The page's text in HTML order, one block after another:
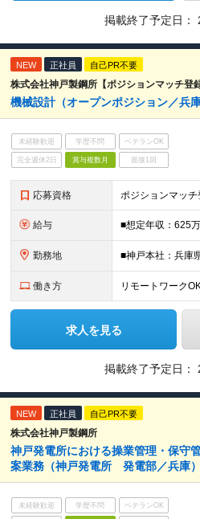
掲載終了予定日：
NEW 正社員 自己PR不要
株式会社神戸製鋼所【ポジションマッチ登録
機械設計（オープンポジション／兵庫
未経験歓迎 学歴不問 ベテランOK
完全週休2日 賞与複数月 面接1回
応募資格
給与
勤務地
働き方 リモートワーク
求人を見る
掲載終了予定日：
NEW 正社員 自己PR不要
株式会社神戸製鋼所
神戸発電所における操業管理・保守
案業務（神戸発電所 発電部／兵庫）
未経験歓迎 学歴不問 ベテランOK